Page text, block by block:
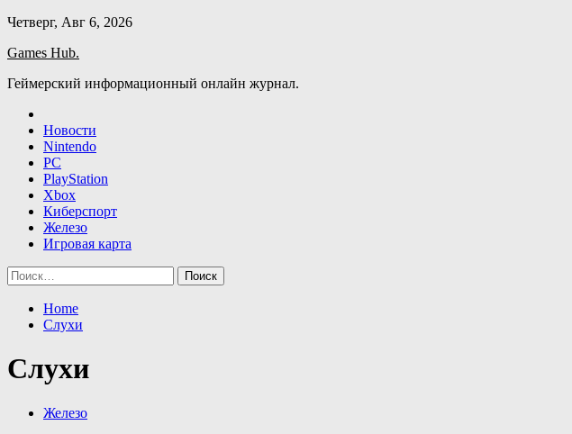
Skip
content
Четверг, Авг 6, 2026
Games Hub.
Геймерский информационный онлайн журнал.
Новости
Nintendo
PC
PlayStation
Xbox
Киберспорт
Железо
Игровая карта
Найти:
Home
Слухи
Слухи
Железо